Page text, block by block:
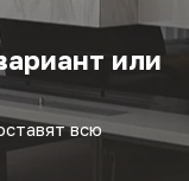
или
всю